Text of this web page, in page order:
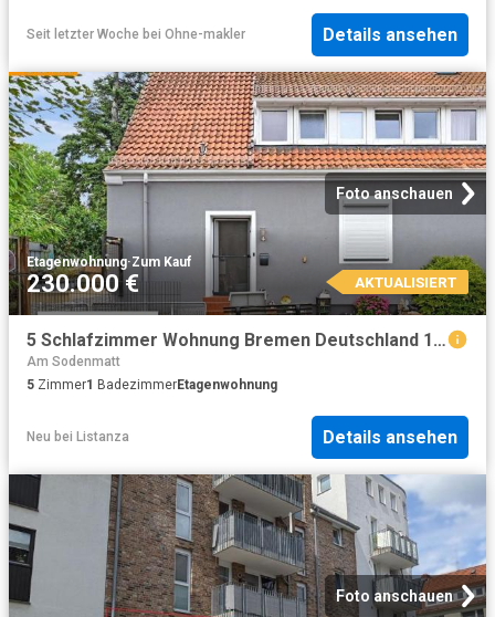
Seit letzter Woche bei Ohne-makler Details ansehen
Foto anschauen
Etagenwohnung·Zum Kauf
230.000 € AKTUALISIERT
5 Schlafzimmer Wohnung Bremen Deutschland 104865978
Am Sodenmatt
5 Zimmer1 BadezimmerEtagenwohnung
Neu bei Listanza Details ansehen
Foto anschauen